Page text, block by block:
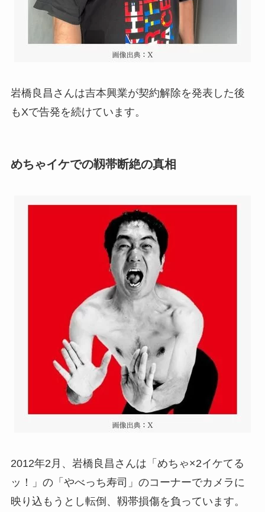
岩橋良昌さんは吉本興業が契約解除を発表した後
もXで告発を続けています。
めちゃイケでの靱帯断絶の真相
2012年2月、岩橋良昌さんは「めちゃ×2イケてる
ッ！」の「やべっち寿司」のコーナーでカメラに
映り込もうとし転倒、靱帯損傷を負っています。